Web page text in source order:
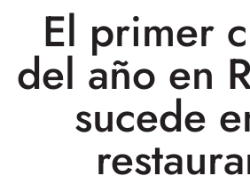
El primer
del año en
sucede